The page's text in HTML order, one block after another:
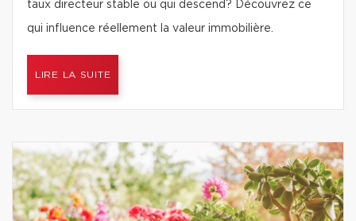
taux directeur stable ou qui descend? Découvrez ce
qui influence réellement la valeur immobilière.
LIRE LA SUITE